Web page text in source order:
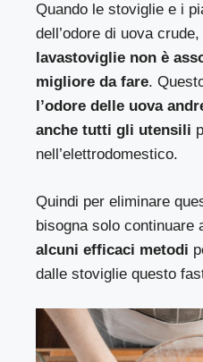
Quando le stoviglie e i
dell’odore di uova crude,
lavastoviglie non è
migliore da fare.
l’odore delle uova
anche tutti gli utensili
nell’elettrodomestico.
Quindi per eliminare
bisogna solo continuare
alcuni efficaci metodi
dalle stoviglie questo